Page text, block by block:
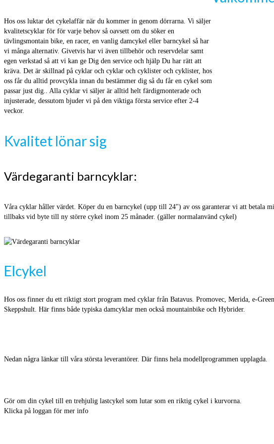
Hos oss luktar det cykelaffär när du kommer in genom dörrarna. Vi säljer
kvalitetscyklar för för varje behov så oavsett om du söker en
tävlingsmontain bike, en racer, en vanlig damcykel eller barncykel så har
vi många alternativ. Givetvis har vi även tillbehör och reservdelar samt
egen verkstad så att vi kan ge Dig den service och hjälp Du har rätt att
kräva. Det är skillnad på cyklar och cyklar och cyklister och cyklister, hos
oss får du alltid provcykla innan du bestämmer dig så du får en cykel som
passar just dig.. Alla cyklar vi säljer är alltid helt färdigmonterade och
injusterade, dessutom bjuder vi på den viktiga första service efter 2-4
veckor.
Kvalitet lönar sig
Värdegaranti barncyklar:
Våra cyklar håller värdet. Köper du en barncykel (upp till 24") av oss garanterar vi att betala
tillbaks vid byte till ny större cykel inom 25 månader. (gäller normalanvänd cykel)
Elcykel
Hos oss finner du ett riktigt stort program med cyklar från Batavus. Promovec, Merida, e-
Skeppshult. Här finns både typiska damcyklar men också mountainbike och Hybrider.
Nedan några länkar till våra största leverantörer. Där finns hela modellprogrammen upplagda.
Gör om din cykel till en trehjulig lastcykel som lutar som en riktig cykel i kurvorna.
Klicka på loggan för mer info